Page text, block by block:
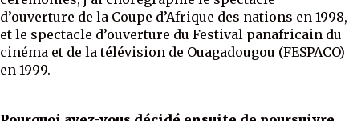
d’ouverture de la Coupe d’Afrique des nations en 1998,
et le spectacle d’ouverture du Festival panafricain du
cinéma et de la télévision de Ouagadougou (FESPACO)
en 1999.